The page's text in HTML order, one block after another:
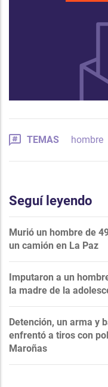
TEMAS hombre
Seguí leyendo
Murió un hombre de
un camión en La Paz
Imputaron a un
la madre de la
Detención, un arma y
enfrentó a tiros con
Maroñas